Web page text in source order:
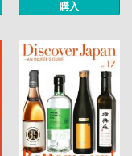
購入